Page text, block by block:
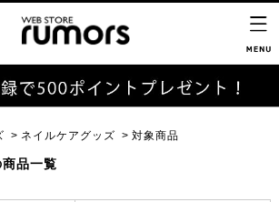
ネイルケアグッズ 対象商品
品一覧